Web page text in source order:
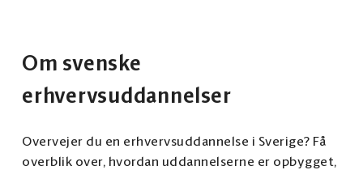
Om svenske
erhvervsuddannelser
Overvejer du en erhvervsuddannelse i Sverige? Få
overblik over, hvordan uddannelserne er opbygget,